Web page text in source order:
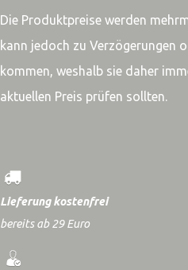
Die Produktpreise werden
kann jedoch zu Verzögerungen
kommen, weshalb sie daher
aktuellen Preis prüfen sollten.
Lieferung kostenfrei
bereits ab 29 Euro